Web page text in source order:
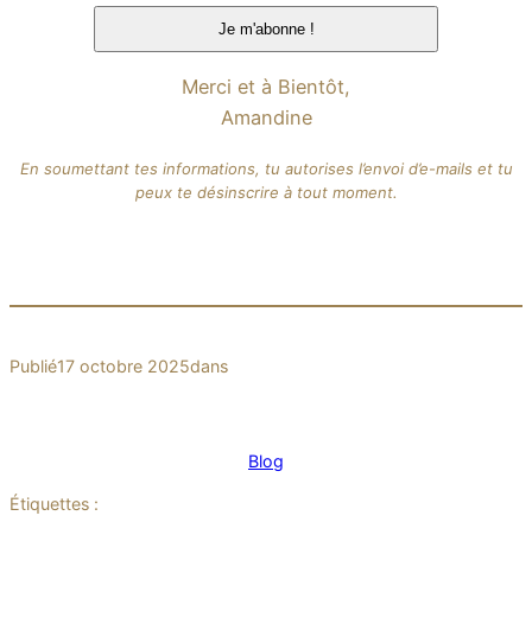
Merci et à Bientôt,
Amandine
En soumettant tes informations, tu autorises l’envoi d’e-mails et tu
peux te désinscrire à tout moment.
Publié17 octobre 2025dans
Blog
Étiquettes :